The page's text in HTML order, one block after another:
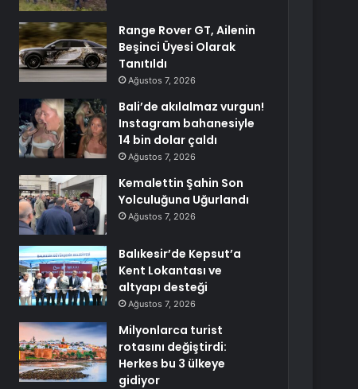
Range Rover GT, Ailenin
Beşinci Üyesi Olarak
Tanıtıldı
Ağustos 7, 2026
Bali’de akılalmaz vurgun!
Instagram bahanesiyle
14 bin dolar çaldı
Ağustos 7, 2026
Kemalettin Şahin Son
Yolculuğuna Uğurlandı
Ağustos 7, 2026
Balıkesir’de Kepsut’a
Kent Lokantası ve
altyapı desteği
Ağustos 7, 2026
Milyonlarca turist
rotasını değiştirdi:
Herkes bu 3 ülkeye
gidiyor